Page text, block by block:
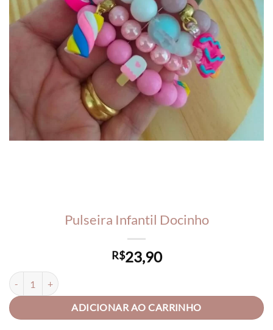
Pulseira Infantil Docinho
R$23,90
Pulseira Infantil Docinho quantidade
ADICIONAR AO CARRINHO